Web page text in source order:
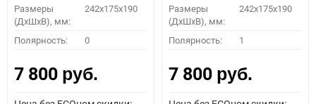
Размеры
(ДхШхВ), мм:
242x175x190
Полярность: 0
7 800 руб.
Размеры
(ДхШхВ), мм:
242x175x190
Полярность: 1
7 800 руб.